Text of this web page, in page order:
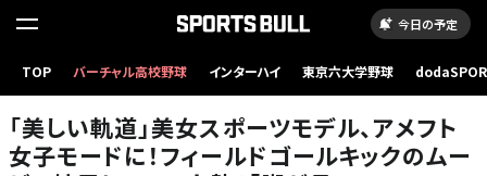
今日の予定
TOP バーチャル高校野球 インターハイ 東京六大学野球
「美しい軌道」美女スポーツモデル、アメフト
女子モードに！フィールドゴールキックのムー